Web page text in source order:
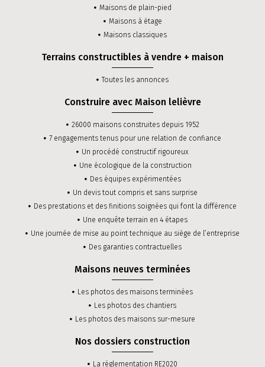
Maisons de plain-pied
Maisons à étage
Maisons classiques
Terrains constructibles à vendre + maison
Toutes les annonces
Construire avec Maison lelièvre
26000 maisons construites depuis 1952
7 engagements tenus pour une relation de confiance
Un procédé constructif rigoureux
Une écologique de la construction
Des équipes expérimentées
Un devis tout compris et sans surprise
Des prestations et des finitions soignées qui font la différence
Une enquête terrain en 4 étapes
Une journée de mise au point technique au siège de l’entreprise
Des garanties contractuelles
Maisons neuves terminées
Les photos des maisons terminées
Les photos des chantiers
Les photos des maisons sur-mesure
Nos dossiers construction
La réglementation RE2020